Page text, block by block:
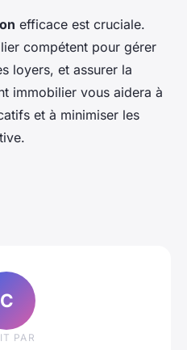
efficace est cruciale.
compétent pour gérer
loyers, et assurer la
immobilier vous aidera à
et à minimiser les
C
PAR